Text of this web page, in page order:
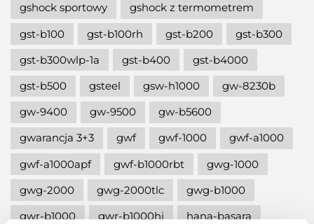
gshock sportowy
gshock z termometrem
gst-b100
gst-b100rh gst-b200
gst-b300
gst-b300wlp-1a
gst-b400
gst-b4000
gst-b500
gsteel gsw-h1000
gw-8230b
gw-9400
gw-9500
gw-b5600
gwarancja 3+3
gwf gwf-1000
gwf-a1000
gwf-a1000apf
gwf-b1000rbt
gwg-1000
gwg-2000
gwg-2000tlc
gwg-b1000
gwr-b1000
gwr-b1000hj
hana-basara